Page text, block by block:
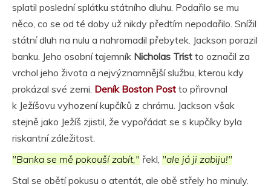
splatil poslední splátku státního dluhu. Podařilo se mu
něco, co se od té doby už nikdy předtím nepodařilo. Snížil
státní dluh na nulu a nahromadil přebytek. Jackson porazil
banku. Jeho osobní tajemník Nicholas Trist to označil za
vrchol jeho života a nejvýznamnější službu, kterou kdy
prokázal své zemi. Deník Boston Post to přirovnal
k Ježíšovu vyhození kupčíků z chrámu. Jackson však
stejně jako Ježíš zjistil, že vypořádat se s kupčíky byla
riskantní záležitost.
"Banka se mě pokouší zabít," řekl, "ale já ji zabiju!"
Stal se obětí pokusu o atentát, ale obě střely ho minuly.